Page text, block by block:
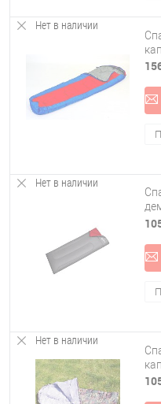
Нет в наличии
Нет в наличии
Нет в наличии